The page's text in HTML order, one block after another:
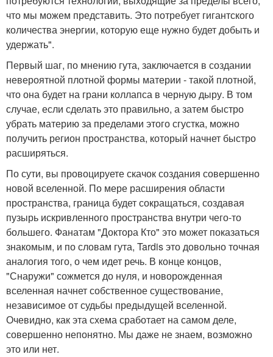
что мы можем представить. Это потребует гигантского
количества энергии, которую еще нужно будет добыть и
удержать".
Первый шаг, по мнению гута, заключается в создании
невероятной плотной формы материи - такой плотной,
что она будет на грани коллапса в черную дыру. В том
случае, если сделать это правильно, а затем быстро
убрать материю за пределами этого сгустка, можно
получить регион пространства, который начнет быстро
расширяться.
По сути, вы провоцируете скачок создания совершенно
новой вселенной. По мере расширения области
пространства, граница будет сокращаться, создавая
пузырь искривленного пространства внутри чего-то
большего. Фанатам "Доктора Кто" это может показаться
знакомым, и по словам гута, Tardis это довольно точная
аналогия того, о чем идет речь. В конце концов,
"Снаружи" сожмется до нуля, и новорожденная
вселенная начнет собственное существование,
независимое от судьбы предыдущей вселенной.
Очевидно, как эта схема сработает на самом деле,
совершенно непонятно. Мы даже не знаем, возможно
это или нет.